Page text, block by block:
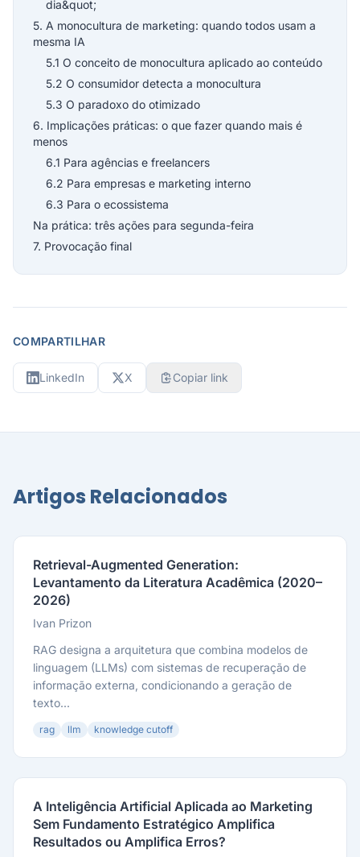
dia&quot;
5. A monocultura de marketing: quando todos usam a
mesma IA
5.1 O conceito de monocultura aplicado ao conteúdo
5.2 O consumidor detecta a monocultura
5.3 O paradoxo do otimizado
6. Implicações práticas: o que fazer quando mais é
menos
6.1 Para agências e freelancers
6.2 Para empresas e marketing interno
6.3 Para o ecossistema
Na prática: três ações para segunda-feira
7. Provocação final
COMPARTILHAR
LinkedIn X Copiar link
Artigos Relacionados
Retrieval-Augmented Generation:
Levantamento da Literatura Acadêmica (2020–
2026)
Ivan Prizon
RAG designa a arquitetura que combina modelos de
linguagem (LLMs) com sistemas de recuperação de
informação externa, condicionando a geração de
texto...
rag llm knowledge cutoff
A Inteligência Artificial Aplicada ao Marketing
Sem Fundamento Estratégico Amplifica
Resultados ou Amplifica Erros?